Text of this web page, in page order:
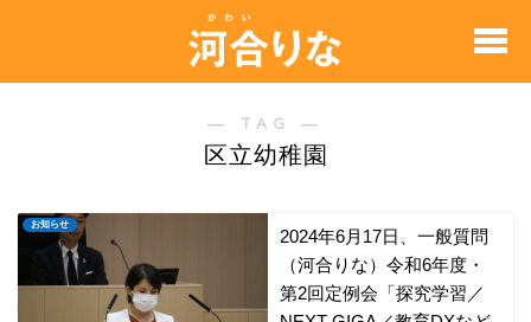
― TAG ―
区立幼稚園
お知らせ
2024年6月17日、一般質問
（河合りな）令和6年度・
第2回定例会「探究学習／